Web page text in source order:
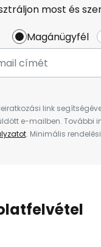
most és
Magánügyfél
link
e-mailben. További
. Minimális